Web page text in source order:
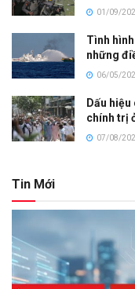
01/09/
Tình
những
06/05/
Dấu
chính trị
07/08/
Tin Mới